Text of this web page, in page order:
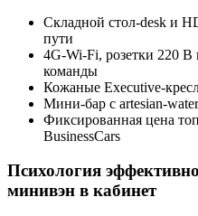
Складной стол-desk и
пути
4G-Wi-Fi, розетки 220
команды
Кожаные Executive-
Мини-бар с artesian-
Фиксированная цена
BusinessCars
Психология
минивэн в кабинет